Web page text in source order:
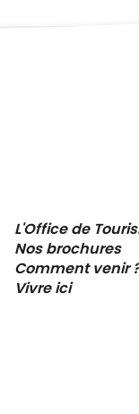
L'Office de
Nos brochures
Comment venir
Vivre ici